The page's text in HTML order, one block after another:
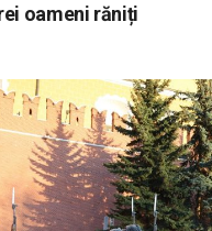
oameni răniți